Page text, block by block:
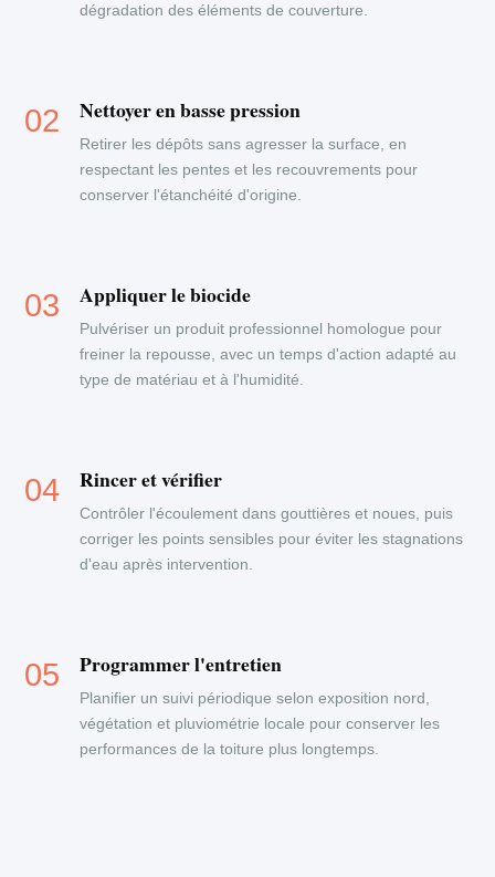
dégradation des éléments de couverture.
Nettoyer en basse pression
Retirer les dépôts sans agresser la surface, en
respectant les pentes et les recouvrements pour
conserver l'étanchéité d'origine.
Appliquer le biocide
Pulvériser un produit professionnel homologue pour
freiner la repousse, avec un temps d'action adapté au
type de matériau et à l'humidité.
Rincer et vérifier
Contrôler l'écoulement dans gouttières et noues, puis
corriger les points sensibles pour éviter les stagnations
d'eau après intervention.
Programmer l'entretien
Planifier un suivi périodique selon exposition nord,
végétation et pluviométrie locale pour conserver les
performances de la toiture plus longtemps.